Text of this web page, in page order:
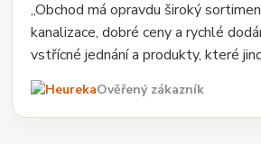
„Obchod má opravdu široký
kanalizace, dobré ceny a rychlé
vstřícné jednání a produkty, které
Ověřený zákazník